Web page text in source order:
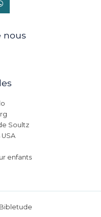
nous
Soultz
enfants